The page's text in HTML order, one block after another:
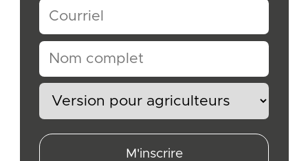
M'inscrire